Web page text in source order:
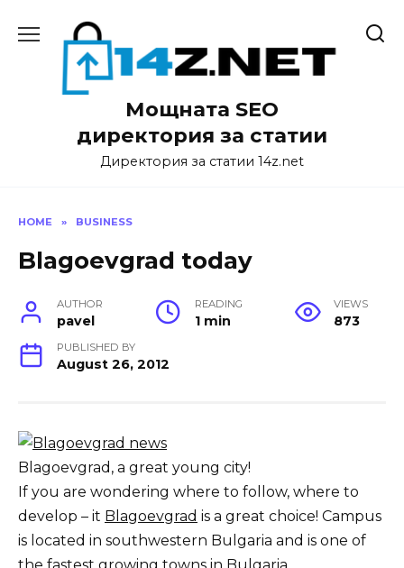
Мощната SEO
директория за статии
Директория за статии 14z.net
HOME » BUSINESS
Blagoevgrad today
AUTHOR
pavel
READING
1 min
VIEWS
873
PUBLISHED BY
August 26, 2012
Blagoevgrad, a great young city!
If you are wondering where to follow, where to
develop – it Blagoevgrad is a great choice! Campus
is located in southwestern Bulgaria and is one of
the fastest growing towns in Bulgaria